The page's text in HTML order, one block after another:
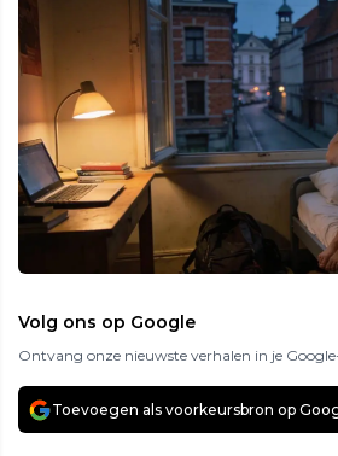
Volg ons op Google
Ontvang onze nieuwste verhalen in je
Toevoegen als voorkeursbron op